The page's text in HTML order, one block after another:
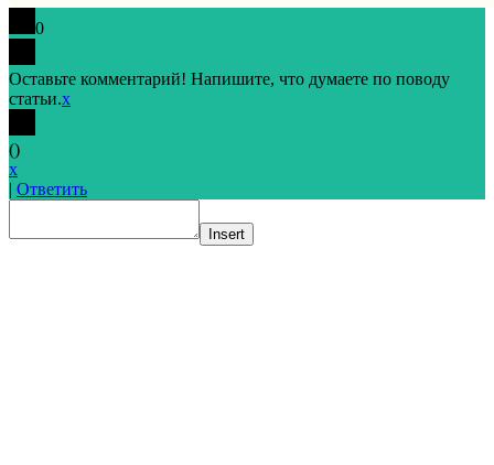
0
Оставьте комментарий! Напишите, что думаете по поводу
статьи.x
()
x
| Ответить
Insert